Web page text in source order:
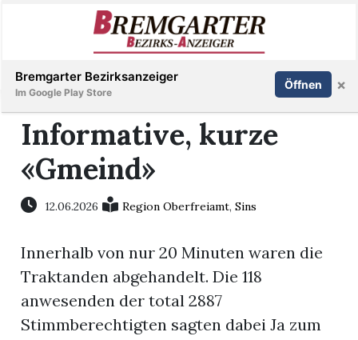
Immobilien
Veranstaltungen
Stellen
E-
Inserieren Abonnieren Anmelden
Informative, kurze
«Gmeind»
12.06.2026 Region Oberfreiamt,Sins
Innerhalb von nur 20 Minuten waren die
Traktanden abgehandelt. Die 118
anwesenden der total 2887
Stimmberechtigten sagten dabei Ja zum
Bremgarter Bezirksanzeiger
Im Google Play Store
Öffnen ×